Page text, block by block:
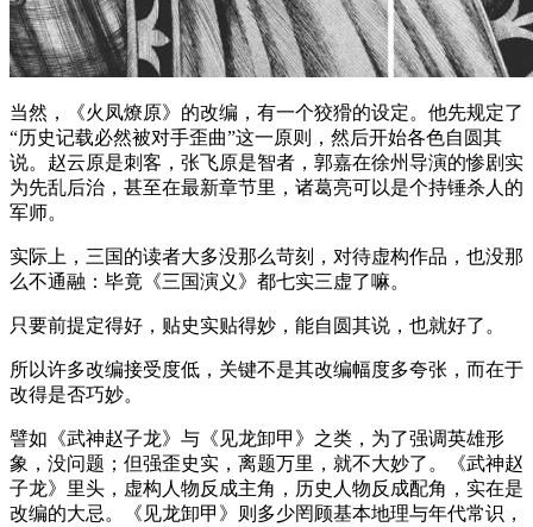
当然，《火凤燎原》的改编，有一个狡猾的设定。他先规定了
“历史记载必然被对手歪曲”这一原则，然后开始各色自圆其
说。赵云原是刺客，张飞原是智者，郭嘉在徐州导演的惨剧实
为先乱后治，甚至在最新章节里，诸葛亮可以是个持锤杀人的
军师。
实际上，三国的读者大多没那么苛刻，对待虚构作品，也没那
么不通融：毕竟《三国演义》都七实三虚了嘛。
只要前提定得好，贴史实贴得妙，能自圆其说，也就好了。
所以许多改编接受度低，关键不是其改编幅度多夸张，而在于
改得是否巧妙。
譬如《武神赵子龙》与《见龙卸甲》之类，为了强调英雄形
象，没问题；但强歪史实，离题万里，就不大妙了。《武神赵
子龙》里头，虚构人物反成主角，历史人物反成配角，实在是
改编的大忌。《见龙卸甲》则多少罔顾基本地理与年代常识，